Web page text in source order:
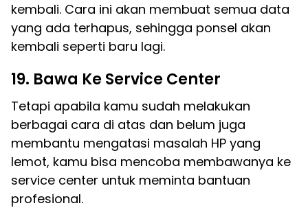
kembali. Cara ini akan membuat semua data
yang ada terhapus, sehingga ponsel akan
kembali seperti baru lagi.
19. Bawa Ke Service Center
Tetapi apabila kamu sudah melakukan
berbagai cara di atas dan belum juga
membantu mengatasi masalah HP yang
lemot, kamu bisa mencoba membawanya ke
service center untuk meminta bantuan
profesional.